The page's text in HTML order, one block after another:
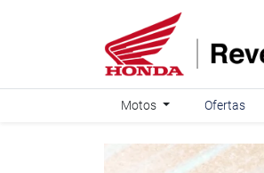
Motos Ofertas